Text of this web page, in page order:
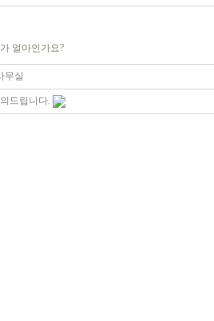
얼마인가요?
무실
드립니다.